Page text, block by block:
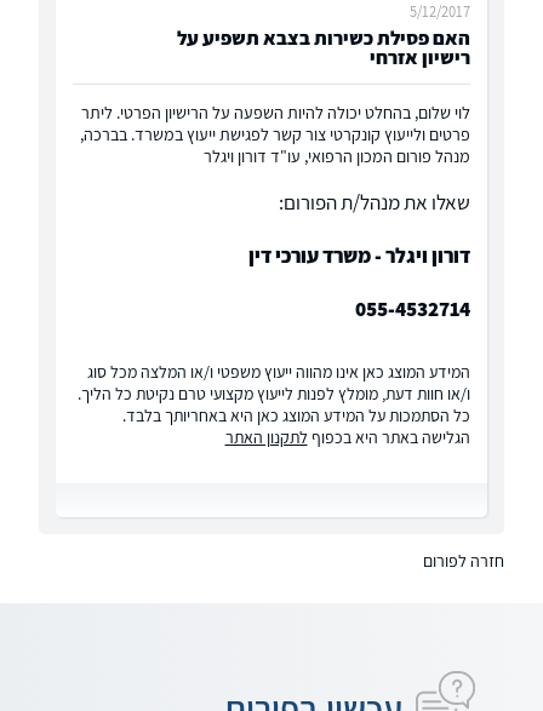
האם פסילת כשירות בצבא תשפיע על
רישיון אזרחי
5/12/2017
לוי שלום, בהחלט יכולה להיות השפעה על הרישיון הפרטי. ליתר
פרטים ולייעוץ קונקרטי צור קשר לפגישת ייעוץ במשרד. בברכה,
מנהל פורום המכון הרפואי, עו"ד דורון ויגלר
שאלו את מנהל/ת הפורום:
דורון ויגלר - משרד עורכי דין
055-4532714
המידע המוצג כאן אינו מהווה ייעוץ משפטי ו/או המלצה מכל סוג
ו/או חוות דעת, מומלץ לפנות לייעוץ מקצועי טרם נקיטת כל הליך.
כל הסתמכות על המידע המוצג כאן היא באחריותך בלבד.
הגלישה באתר היא בכפוף לתקנון האתר
חזרה לפורום